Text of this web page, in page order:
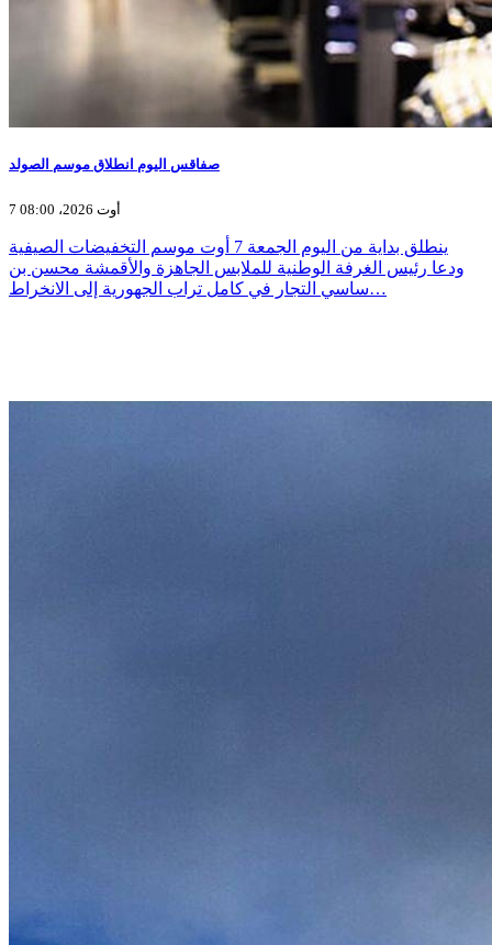
صفاقس اليوم انطلاق موسم الصولد
7 أوت 2026، 08:00
ينطلق بداية من اليوم الجمعة 7 أوت موسم التخفيضات الصيفية
ودعا رئيس الغرفة الوطنية للملابس الجاهزة والأقمشة محسن بن
ساسي التجار في كامل تراب الجهورية إلى الانخراط…